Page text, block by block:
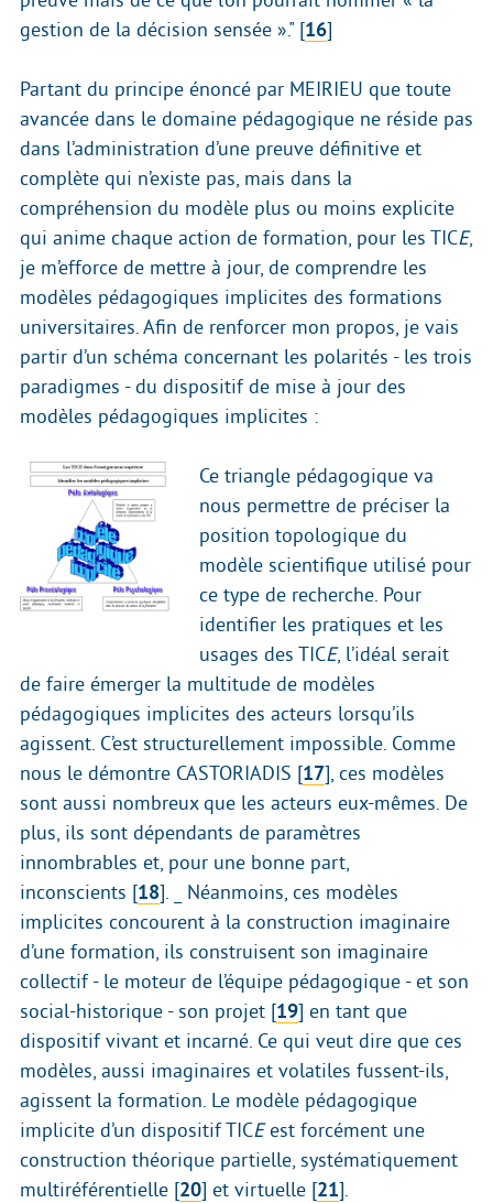
gestion de la décision sensée »." [16]
Partant du principe énoncé par MEIRIEU que toute
avancée dans le domaine pédagogique ne réside pas
dans l’administration d’une preuve définitive et
complète qui n’existe pas, mais dans la
compréhension du modèle plus ou moins explicite
qui anime chaque action de formation, pour les TICE,
je m’efforce de mettre à jour, de comprendre les
modèles pédagogiques implicites des formations
universitaires. Afin de renforcer mon propos, je vais
partir d’un schéma concernant les polarités - les trois
paradigmes - du dispositif de mise à jour des
modèles pédagogiques implicites :
Ce triangle pédagogique va
nous permettre de préciser la
position topologique du
modèle scientifique utilisé pour
ce type de recherche. Pour
identifier les pratiques et les
usages des TICE, l’idéal serait
de faire émerger la multitude de modèles
pédagogiques implicites des acteurs lorsqu’ils
agissent. C’est structurellement impossible. Comme
nous le démontre CASTORIADIS [17], ces modèles
sont aussi nombreux que les acteurs eux-mêmes. De
plus, ils sont dépendants de paramètres
innombrables et, pour une bonne part,
inconscients [18]. _ Néanmoins, ces modèles
implicites concourent à la construction imaginaire
d’une formation, ils construisent son imaginaire
collectif - le moteur de l’équipe pédagogique - et son
social-historique - son projet [19] en tant que
dispositif vivant et incarné. Ce qui veut dire que ces
modèles, aussi imaginaires et volatiles fussent-ils,
agissent la formation. Le modèle pédagogique
implicite d’un dispositif TICEest forcément une
construction théorique partielle, systématiquement
multiréférentielle [20] et virtuelle [21].